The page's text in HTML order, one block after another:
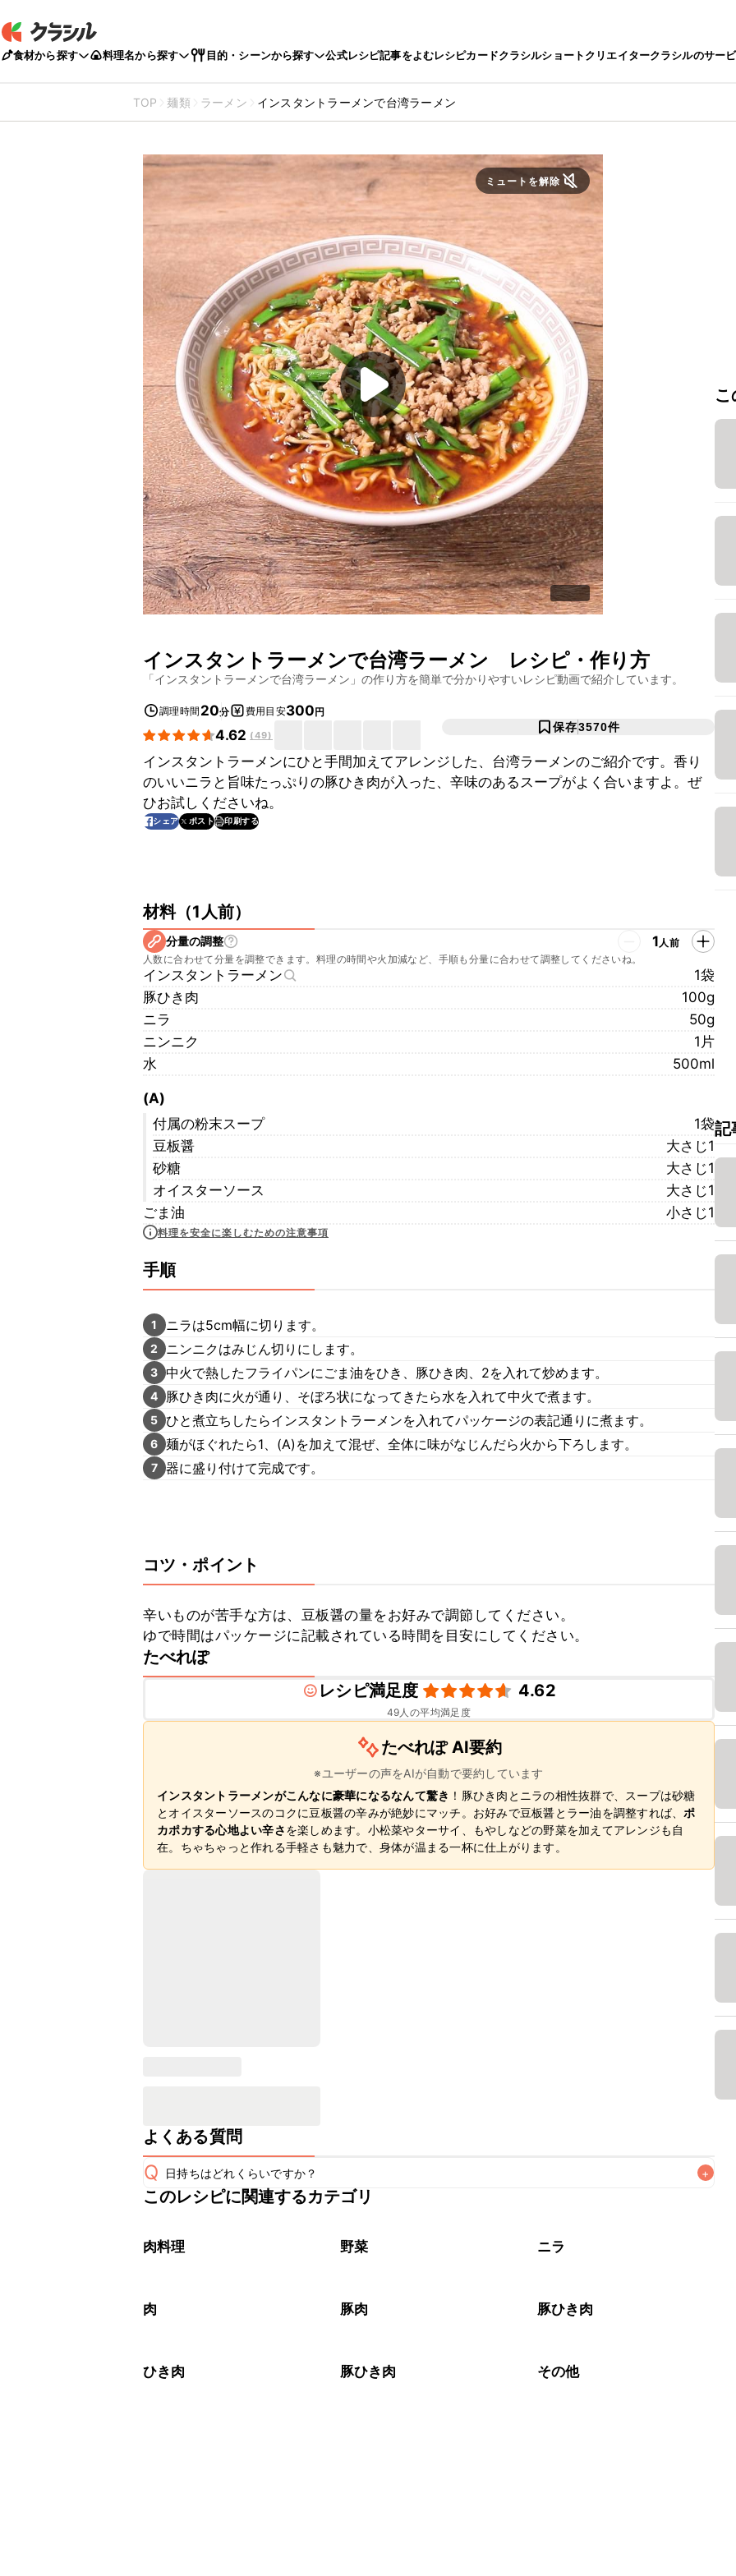
食材から探す 料理名から探す 目的・シーンから探す 公式レシピ記事をよむレシピカードクラシルショートクリエイタークラシルのサー
TOP 麺類 ラーメン インスタントラーメンで台湾ラーメン
ミュートを解除
インスタントラーメンで台湾ラーメン レシピ・作り方
「インスタントラーメンで台湾ラーメン 」の作り方を簡単で分かりやすいレシピ動画で紹介しています。
調理時間 20分 費用目安300円
4.62 (49)
保存3570件
インスタントラーメンにひと手間加えてアレンジした、台湾ラーメンのご紹介です。香り
のいいニラと旨味たっぷりの豚ひき肉が入った、辛味のあるスープがよく合いますよ。ぜ
ひお試しくださいね。
シェア ポスト 印刷する
材料（1人前）
分量の調整 1人前
人数に合わせて分量を調整できます。料理の時間や火加減など、手順も分量に合わせて調整してくださいね。
インスタントラーメン
1袋
豚ひき肉
100g
ニラ
50g
ニンニク
1片
水
500ml
(A)
付属の粉末スープ
1袋
豆板醤
大さじ1
砂糖
大さじ1
オイスターソース
大さじ1
ごま油
小さじ1
料理を安全に楽しむための注意事項
手順
1 ニラは5cm幅に切ります。
2 ニンニクはみじん切りにします。
3 中火で熱したフライパンにごま油をひき、豚ひき肉、2を入れて炒めます。
4 豚ひき肉に火が通り、そぼろ状になってきたら水を入れて中火で煮ます。
5 ひと煮立ちしたらインスタントラーメンを入れてパッケージの表記通りに煮ます。
6 麺がほぐれたら1、(A)を加えて混ぜ、全体に味がなじんだら火から下ろします。
7 器に盛り付けて完成です。
コツ・ポイント
辛いものが苦手な方は、豆板醤の量をお好みで調節してください。
ゆで時間はパッケージに記載されている時間を目安にしてください。
たべれぽ
レシピ満足度
4.62
49人の平均満足度
たべれぽ AI要約
※ユーザーの声をAIが自動で要約しています
インスタントラーメンがこんなに豪華になるなんて驚き ！豚ひき肉とニラの相性抜群で、スープは砂糖
とオイスターソースのコクに豆板醤の辛みが絶妙にマッチ。お好みで豆板醤とラー油を調整すれば、ポ
カポカする心地よい辛さを楽しめます。小松菜やターサイ、もやしなどの野菜を加えてアレンジも自
在。ちゃちゃっと作れる手軽さも魅力で、身体が温まる一杯に仕上がります。
よくある質問
Q 日持ちはどれくらいですか？ +
こちらのレシピは出来たてをお召し上がりいただくことをおすすめします。
※日持ちは目安です。
このレシピに関連するカテゴリ
肉料理 野菜 ニラ
肉 豚肉 豚ひき肉
ひき肉 豚ひき肉 その他
記